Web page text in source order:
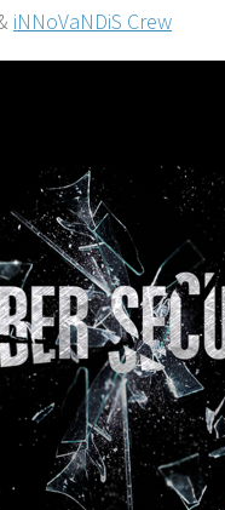
iNNoVaNDiS Crew